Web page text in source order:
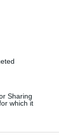
Sharing
which it
cég